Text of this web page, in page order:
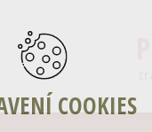
COOKIES